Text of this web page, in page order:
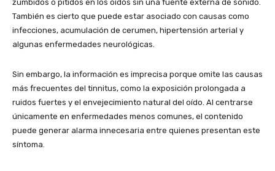
zumbidos o pitidos en los oídos sin una fuente externa de sonido.
También es cierto que puede estar asociado con causas como
infecciones, acumulación de cerumen, hipertensión arterial y
algunas enfermedades neurológicas.
Sin embargo, la información es imprecisa porque omite las causas
más frecuentes del tinnitus, como la exposición prolongada a
ruidos fuertes y el envejecimiento natural del oído. Al centrarse
únicamente en enfermedades menos comunes, el contenido
puede generar alarma innecesaria entre quienes presentan este
síntoma.